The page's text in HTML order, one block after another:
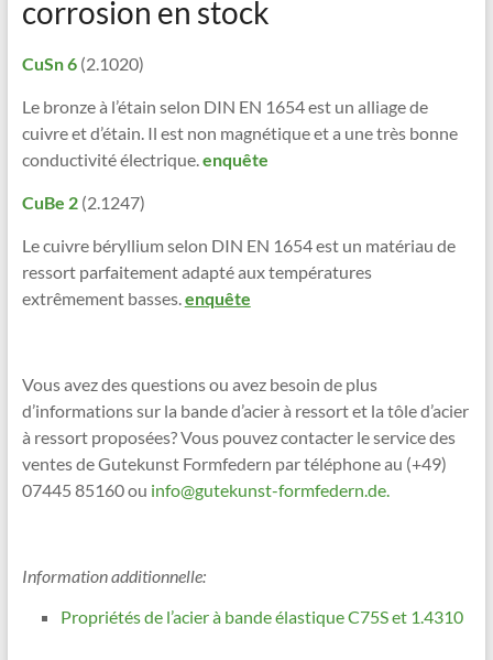
corrosion en stock
CuSn 6(2.1020)
Le bronze à l’étain selon DIN EN 1654 est un alliage de
cuivre et d’étain. Il est non magnétique et a une très bonne
conductivité électrique.enquête
CuBe 2(2.1247)
Le cuivre béryllium selon DIN EN 1654 est un matériau de
ressort parfaitement adapté aux températures
extrêmement basses.enquête
Vous avez des questions ou avez besoin de plus
d’informations sur la bande d’acier à ressort et la tôle d’acier
à ressort proposées? Vous pouvez contacter le service des
ventes de Gutekunst Formfedern par téléphone au (+49)
07445 85160 ou info@gutekunst-formfedern.de.
Information additionnelle:
Propriétés de l’acier à bande élastique C75S et 1.4310